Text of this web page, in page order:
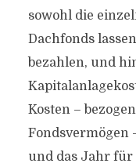
sowohl die
Dachfonds
bezahlen, und
Kosten –
Fondsvermögen
und das Jahr für